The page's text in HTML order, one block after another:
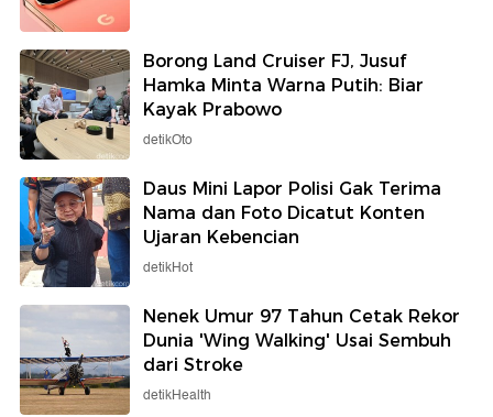
Borong Land Cruiser FJ, Jusuf
Hamka Minta Warna Putih: Biar
Kayak Prabowo
detikOto
Daus Mini Lapor Polisi Gak Terima
Nama dan Foto Dicatut Konten
Ujaran Kebencian
detikHot
Nenek Umur 97 Tahun Cetak Rekor
Dunia 'Wing Walking' Usai Sembuh
dari Stroke
detikHealth